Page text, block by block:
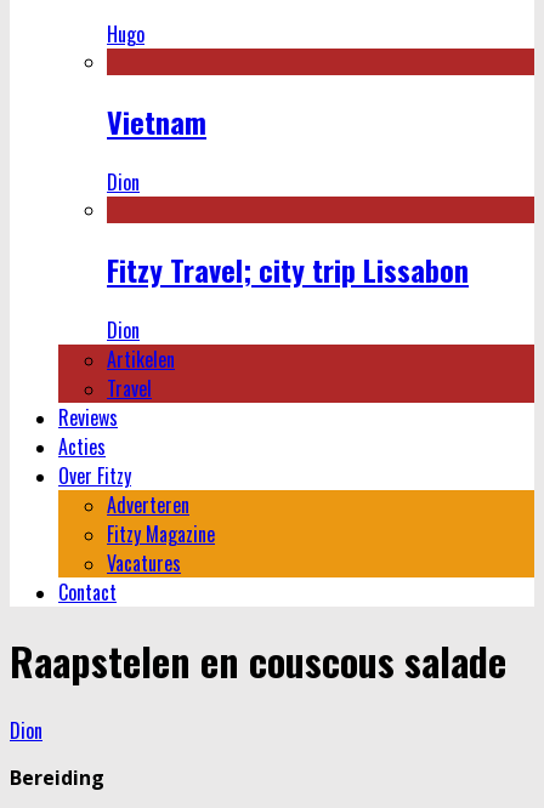
Hugo
Vietnam
Dion
Fitzy Travel; city trip Lissabon
Dion
Artikelen
Travel
Reviews
Acties
Over Fitzy
Adverteren
Fitzy Magazine
Vacatures
Contact
Raapstelen en couscous salade
Dion
Bereiding